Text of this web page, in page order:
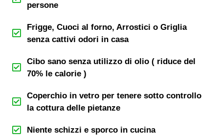
persone
Frigge, Cuoci al forno, Arrostici o Griglia
senza cattivi odori in casa
Cibo sano senza utilizzo di olio ( riduce del
70% le calorie )
Coperchio in vetro per tenere sotto controllo
la cottura delle pietanze
Niente schizzi e sporco in cucina